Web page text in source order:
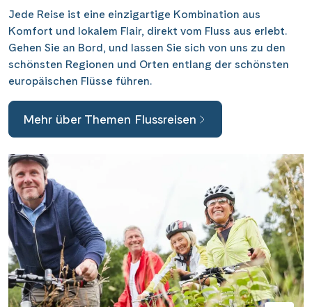
Jede Reise ist eine einzigartige Kombination aus
Komfort und lokalem Flair, direkt vom Fluss aus erlebt.
Gehen Sie an Bord, und lassen Sie sich von uns zu den
schönsten Regionen und Orten entlang der schönsten
europäischen Flüsse führen.
Mehr über Themen Flussreisen
Seine, Oise & Schelde(6)
Spree
Weser, Ems & Hunte(2)
Porta Nigra(11)
Reichsburg Cochem (14)
Saarschleife(7)
Schiffshebewerk Arzviller
Schiffshebewerk Niederfinow(19)
Schiffshebewerk Scharnebeck(8)
Schloss Heidelberg
Schloss Sanssouci
Schloss Schönbrunn
Schlögener Schlinge(8)
St. Georgs-Arm(2)
Stift Melk(10)
Passau
Porto (12)
Potsdam (1)
Regensburg(1)
Rotterdam (2)
Saarburg
Stralsund(6)
Strasbourg(1)
Stuttgart(2)
Tulcea(1)
Valence(1)